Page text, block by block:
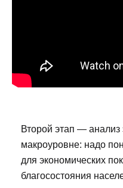
Второй этап — анализ
макроуровне: надо
для экономических
благосостояния